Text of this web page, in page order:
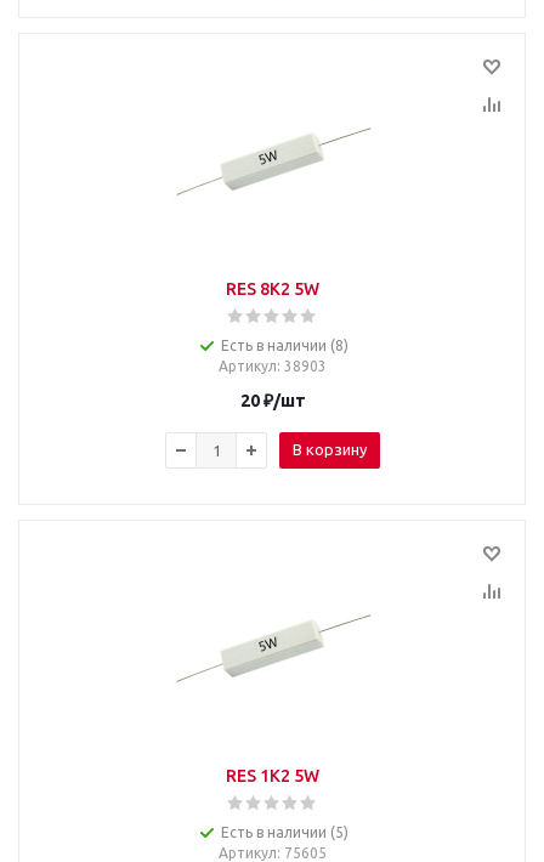
RES 8K2 5W
Есть в наличии (8)
Артикул: 38903
20₽/шт
В корзину
RES 1K2 5W
Есть в наличии (5)
Артикул: 75605